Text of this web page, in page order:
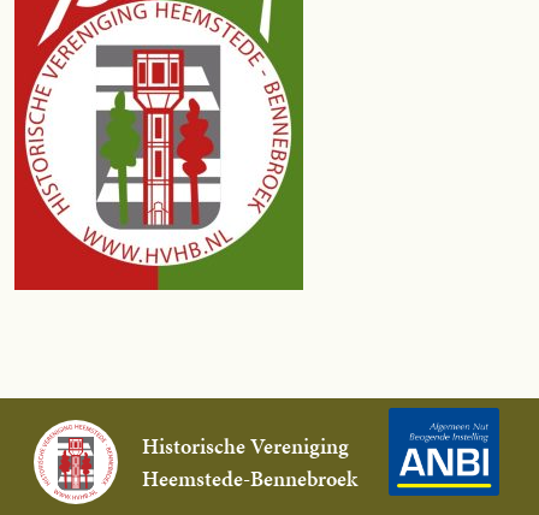
Historische Vereniging
Heemstede-Bennebroek